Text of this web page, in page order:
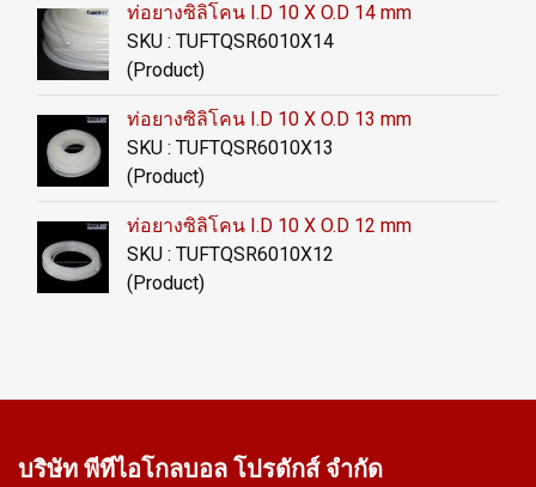
ท่อยางซิลิโคน I.D 10 X O.D 14 mm
SKU : TUFTQSR6010X14
(Product)
ท่อยางซิลิโคน I.D 10 X O.D 13 mm
SKU : TUFTQSR6010X13
(Product)
ท่อยางซิลิโคน I.D 10 X O.D 12 mm
SKU : TUFTQSR6010X12
(Product)
บริษัท พีทีไอโกลบอล โปรดักส์ จำกัด